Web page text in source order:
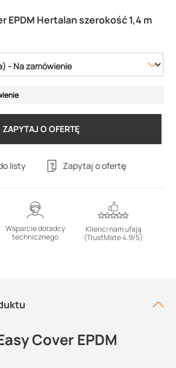
EPDM Hertalan szerokość 1,4 m
ZAPYTAJ O OFERTĘ
listy Zapytaj o ofertę
Wsparcie doradcy
technicznego
Klienci nam ufają
(TrustMate 4.9/5)
Cover EPDM